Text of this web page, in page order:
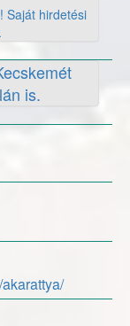
Saját hirdetési
is.